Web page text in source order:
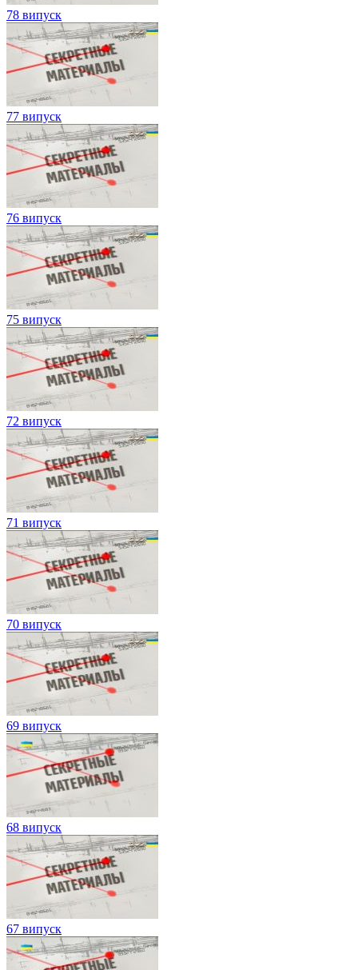
78 випуск
77 випуск
76 випуск
75 випуск
72 випуск
71 випуск
70 випуск
69 випуск
68 випуск
67 випуск